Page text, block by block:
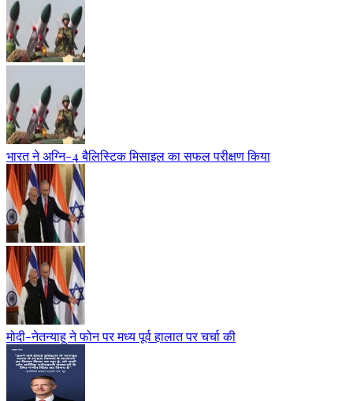
भारत ने अग्नि-4 बैलिस्टिक मिसाइल का सफल परीक्षण किया
मोदी-नेतन्याहू ने फोन पर मध्य पूर्व हालात पर चर्चा की